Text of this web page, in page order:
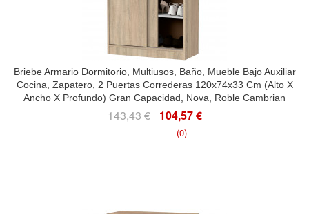
Briebe Armario Dormitorio, Multiusos, Baño, Mueble Bajo Auxiliar
Cocina, Zapatero, 2 Puertas Correderas 120x74x33 Cm (Alto X
Ancho X Profundo) Gran Capacidad, Nova, Roble Cambrian
143,43 € 104,57 €
(0)